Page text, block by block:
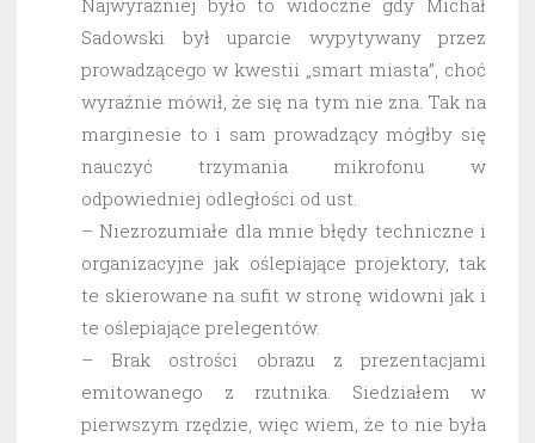
Najwyraźniej było to widoczne gdy Michał
Sadowski był uparcie wypytywany przez
prowadzącego w kwestii „smart miasta”, choć
wyraźnie mówił, że się na tym nie zna. Tak na
marginesie to i sam prowadzący mógłby się
nauczyć trzymania mikrofonu w
odpowiedniej odległości od ust.
– Niezrozumiałe dla mnie błędy techniczne i
organizacyjne jak oślepiające projektory, tak
te skierowane na sufit w stronę widowni jak i
te oślepiające prelegentów.
– Brak ostrości obrazu z prezentacjami
emitowanego z rzutnika. Siedziałem w
pierwszym rzędzie, więc wiem, że to nie była